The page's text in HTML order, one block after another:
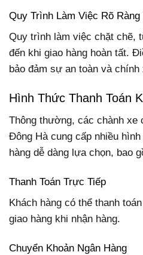
Quy Trình Làm Việc Rõ
Quy trình làm việc chặt chẽ,
đến khi giao hàng hoàn tất.
bảo đảm sự an toàn và
Hình Thức Thanh Toán
Thông thường, các chành xe
Đông Hà cung cấp nhiều
hàng dễ dàng lựa chọn, bao
Thanh Toán Trực Tiếp
Khách hàng có thể thanh
giao hàng khi nhận hàng.
Chuyển Khoản Ngân Hàng